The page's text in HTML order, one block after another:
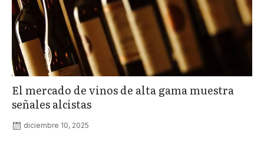
El mercado de vinos de alta gama muestra
señales alcistas
diciembre 10, 2025